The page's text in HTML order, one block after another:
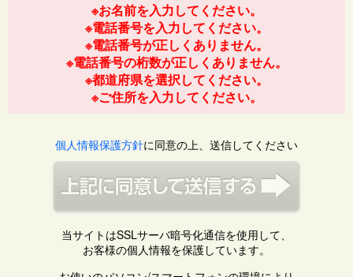
※お名前を入力してください。
※電話番号を入力してください。
※電話番号が正しくありません。
※電話番号の桁数が正しくありません。
※都道府県を選択してください。
※ご住所を入力してください。
個人情報保護方針に同意の上、送信してください
当サイトはSSLサーバ暗号化通信を使用して、
お客様の個人情報を保護しています。